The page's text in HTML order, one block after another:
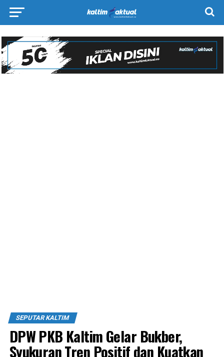
SEPUTAR KALTIM
DPW PKB Kaltim Gelar Bukber,
Syukuran Tren Positif dan Kuatkan